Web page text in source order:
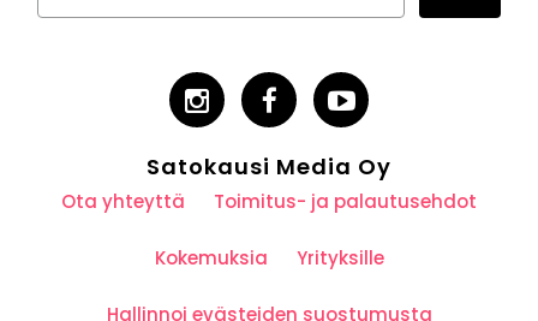
Satokausi Media Oy
Ota yhteyttä Toimitus- ja palautusehdot
Kokemuksia Yrityksille
Hallinnoi evästeiden suostumusta